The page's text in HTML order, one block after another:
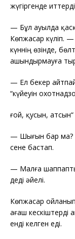
жүгіргенде
— Бұл ауылда
Көпжасар күліп. —
күннің өзінде,
ашындырмауға
— Ел бекер
“күйеуін
ғой, қусын, атсын“
— Шығын бар ма?
сене бастап.
— Малға
деді әйелі.
Көпжасар
ағаш кескіштерді
енді келген еді.